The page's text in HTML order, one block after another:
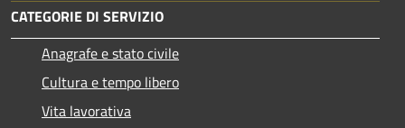
CATEGORIE DI SERVIZIO
Anagrafe e stato civile
Cultura e tempo libero
Vita lavorativa